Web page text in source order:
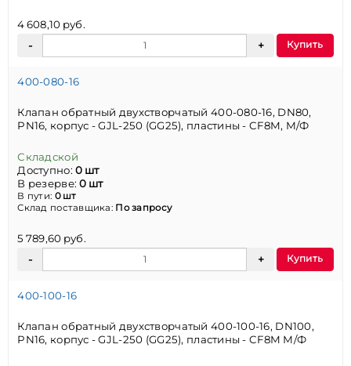
4 608,10 руб.
Купить
400-080-16
Клапан обратный двухстворчатый 400-080-16, DN80,
PN16, корпус - GJL-250 (GG25), пластины - CF8M, М/Ф
Складской
Доступно:0 шт
В резерве:0 шт
В пути: 0 шт
Склад поставщика: По запросу
5 789,60 руб.
Купить
400-100-16
Клапан обратный двухстворчатый 400-100-16, DN100,
PN16, корпус - GJL-250 (GG25), пластины - CF8M М/Ф